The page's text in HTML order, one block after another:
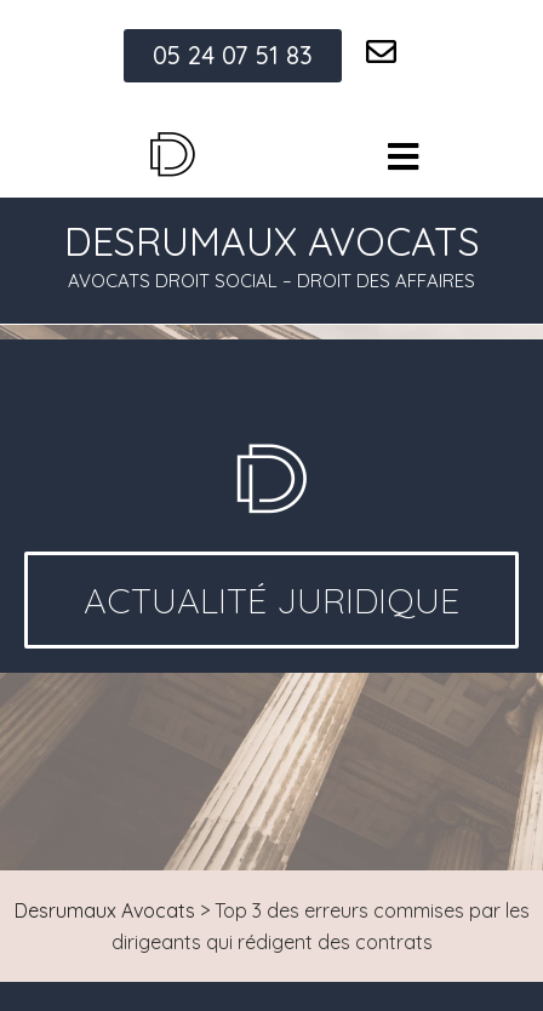
05 24 07 51 83
DESRUMAUX AVOCATS
AVOCATS DROIT SOCIAL – DROIT DES AFFAIRES
ACTUALITÉ JURIDIQUE
Desrumaux Avocats > Top 3 des erreurs commises par les
dirigeants qui rédigent des contrats